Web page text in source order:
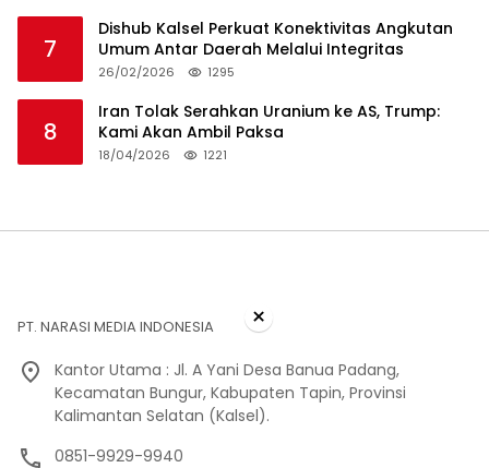
7
Dishub Kalsel Perkuat Konektivitas Angkutan
Umum Antar Daerah Melalui Integritas
26/02/2026 1295
8
Iran Tolak Serahkan Uranium ke AS, Trump:
Kami Akan Ambil Paksa
18/04/2026 1221
PT. NARASI MEDIA INDONESIA
Kantor Utama : Jl. A Yani Desa Banua Padang,
Kecamatan Bungur, Kabupaten Tapin, Provinsi
Kalimantan Selatan (Kalsel).
0851-9929-9940
×